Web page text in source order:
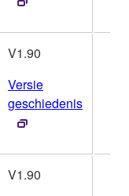
V1.90
Versie
geschiedenis
V1.90